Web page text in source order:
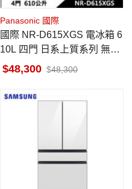
Panasonic 國際
國際 NR-D615XGS 電冰箱 6
10L 四門 日系上質系列 無邊
框岩板玻璃 雲岩白
48,300 48,300